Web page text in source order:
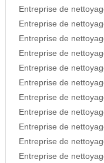
Entreprise de
Entreprise de
Entreprise de
Entreprise de
Entreprise de
Entreprise de
Entreprise de
Entreprise de
Entreprise de
Entreprise de
Entreprise de